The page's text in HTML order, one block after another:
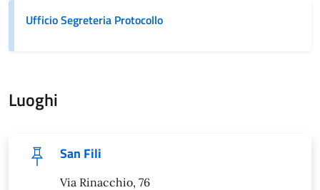
Ufficio Segreteria Protocollo
Luoghi
San Fili
Via Rinacchio, 76